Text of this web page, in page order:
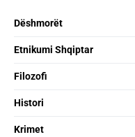
Dëshmorët
Etnikumi Shqiptar
Filozofi
Histori
Krimet